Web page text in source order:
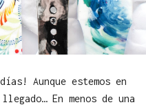
Aunque estemos en
En menos de una